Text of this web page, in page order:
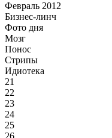
Февраль 2012
Бизнес-линч
Фото дня
Мозг
Понос
Стрипы
Идиотека
21
22
23
24
25
26